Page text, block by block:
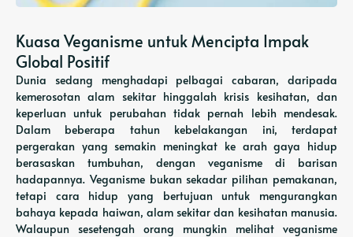
Kuasa Veganisme untuk Mencipta Impak
Global Positif
Dunia sedang menghadapi pelbagai cabaran, daripada
kemerosotan alam sekitar hinggalah krisis kesihatan, dan
keperluan untuk perubahan tidak pernah lebih mendesak.
Dalam beberapa tahun kebelakangan ini, terdapat
pergerakan yang semakin meningkat ke arah gaya hidup
berasaskan tumbuhan, dengan veganisme di barisan
hadapannya. Veganisme bukan sekadar pilihan pemakanan,
tetapi cara hidup yang bertujuan untuk mengurangkan
bahaya kepada haiwan, alam sekitar dan kesihatan manusia.
Walaupun sesetengah orang mungkin melihat veganisme